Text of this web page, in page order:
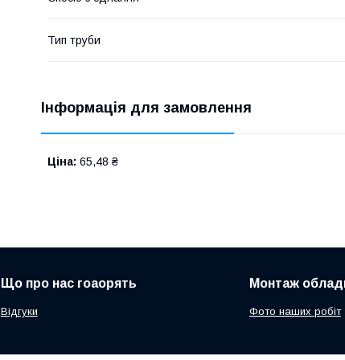
Тип труби
Інформація для замовлення
Ціна: 65,48 ₴
Що про нас гоаорять
Відгуки
Монтаж
Фото наших робіт